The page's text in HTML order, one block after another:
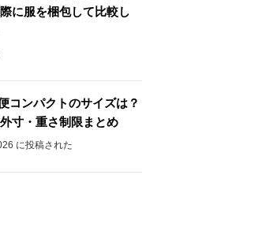
に服を梱包して比較し
コンパクトのサイズは？
寸・重さ制限まとめ
に投稿された